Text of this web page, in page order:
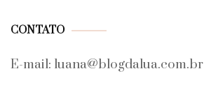
CONTATO
E-mail: luana@blogdalua.com.br